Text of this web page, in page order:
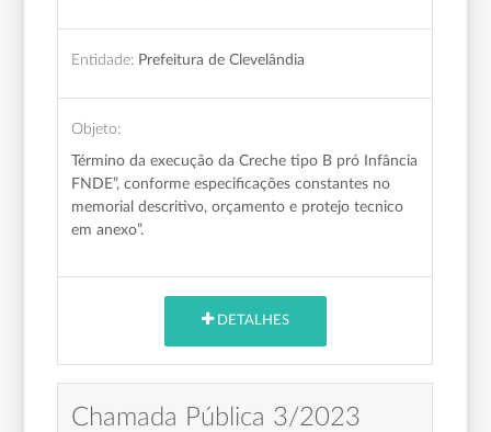
Entidade: Prefeitura de Clevelândia
Objeto:
Término da execução da Creche tipo B pró Infância
FNDE”, conforme especificações constantes no
memorial descritivo, orçamento e protejo tecnico
em anexo”.
DETALHES
Chamada Pública 3/2023